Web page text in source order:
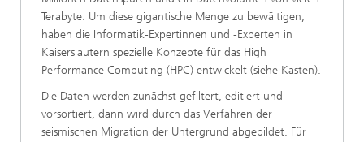
Terabyte. Um diese gigantische Menge zu bewältigen,
haben die Informatik-Expertinnen und -Experten in
Kaiserslautern spezielle Konzepte für das High
Performance Computing (HPC) entwickelt (siehe Kasten).
Die Daten werden zunächst gefiltert, editiert und
vorsortiert, dann wird durch das Verfahren der
seismischen Migration der Untergrund abgebildet. Für